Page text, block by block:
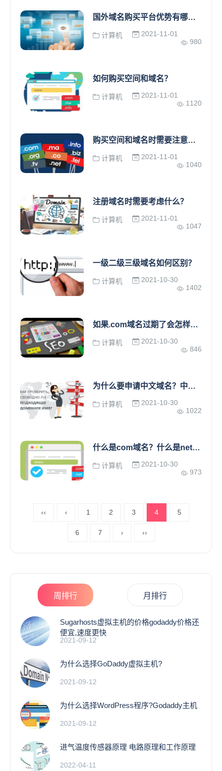
国外域名购买平台优势有哪些？
计算机
2021-11-01
980
如何购买空间和域名？
计算机
2021-11-01
1120
购买空间和域名时需要注意什么？
计算机
2021-11-01
1040
注册域名时需要考虑什么？
计算机
2021-11-01
1047
一级二级三级域名如何区别？
计算机
2021-10-30
1402
如果.com域名过期了会怎样呢？
计算机
2021-10-30
846
为什么要申请中文域名？中文域名的优势。
计算机
2021-10-30
1022
什么是com域名？什么是net域名？
计算机
2021-10-30
973
‹‹ ‹ 1 2 3 4 5
6 7 › ››
周排行 月排行
Sugarhosts虚拟主机的价格godaddy价格还
便宜,速度更快
2021-09-12
为什么选择GoDaddy虚拟主机?
2021-09-12
为什么选择WordPress程序?Godaddy主机
2021-09-12
进气温度传感器原理 电路原理和工作原理
2022-04-11